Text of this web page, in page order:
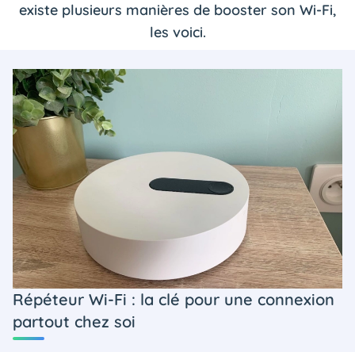
existe plusieurs manières de booster son Wi-Fi,
les voici.
Répéteur Wi-Fi : la clé pour une connexion
partout chez soi